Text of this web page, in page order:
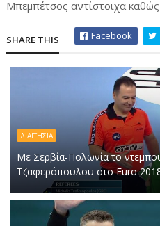
Μπεμπέτσος αντίστοιχα
SHARE THIS Facebook
ΔΙΑΙΤΗΣΙΑ
Με Σερβία-Πολωνία το
Τζαφερόπουλου στο Euro